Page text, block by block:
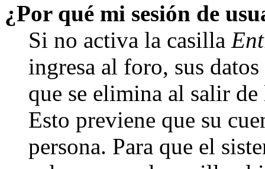
¿Por qué mi sesión de
Si no activa la casilla
ingresa al foro, sus
que se elimina al salir
Esto previene que su
persona. Para que el